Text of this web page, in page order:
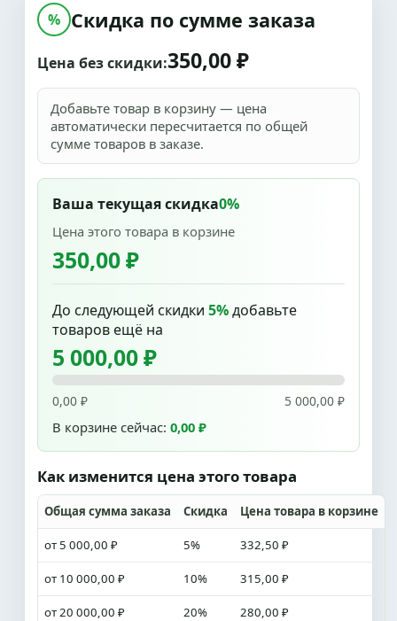
% Скидка по сумме заказа
Цена без скидки:350,00 ₽
Добавьте товар в корзину — цена
автоматически пересчитается по общей
сумме товаров в заказе.
Ваша текущая скидка0%
Цена этого товара в корзине
350,00 ₽
До следующей скидки 5%добавьте
товаров ещё на
5 000,00 ₽
0,00 ₽ 5 000,00 ₽
В корзине сейчас: 0,00 ₽
Как изменится цена этого товара
Общая сумма заказа Скидка Цена товара в корзине
от 5 000,00 ₽ 5% 332,50 ₽
от 10 000,00 ₽ 10% 315,00 ₽
от 20 000,00 ₽ 20% 280,00 ₽